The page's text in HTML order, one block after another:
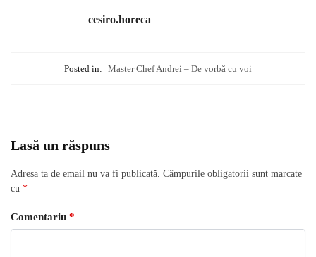
cesiro.horeca
Posted in: Master Chef Andrei – De vorbă cu voi
Lasă un răspuns
Adresa ta de email nu va fi publicată. Câmpurile obligatorii sunt marcate
cu *
Comentariu *